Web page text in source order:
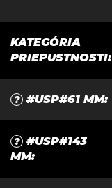
KATEGÓRIA
PRIEPUSTNOSTI:
? #USP#61 MM:
? #USP#143
MM: